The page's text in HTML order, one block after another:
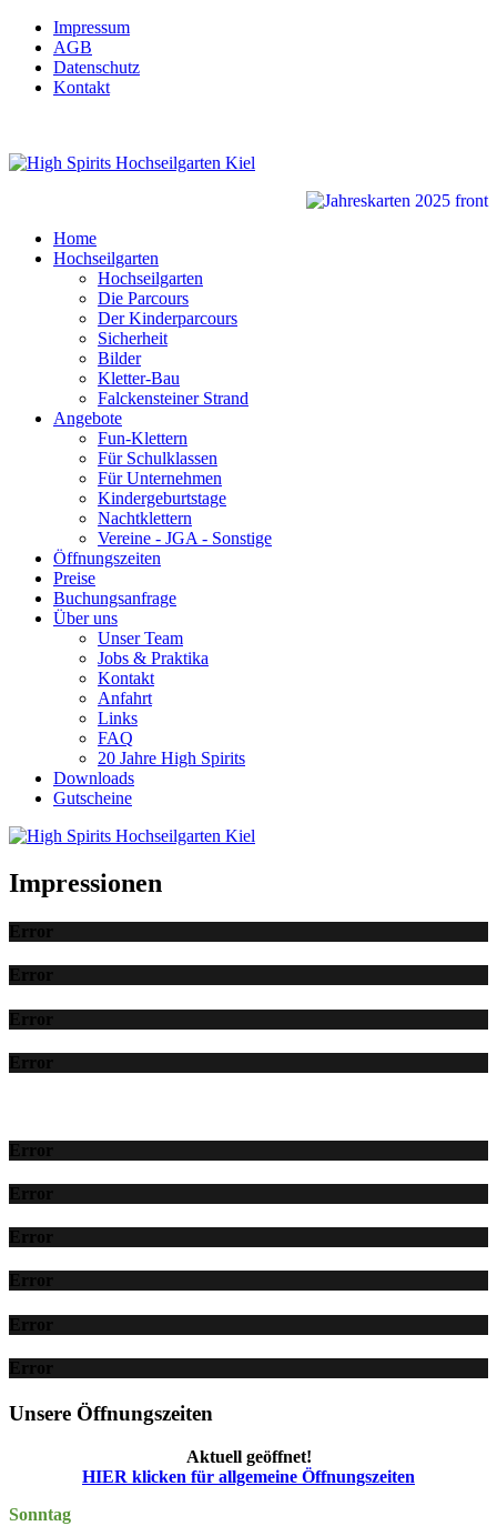
Impressum
AGB
Datenschutz
Kontakt
Home
Hochseilgarten
Hochseilgarten
Die Parcours
Der Kinderparcours
Sicherheit
Bilder
Kletter-Bau
Falckensteiner Strand
Angebote
Fun-Klettern
Für Schulklassen
Für Unternehmen
Kindergeburtstage
Nachtklettern
Vereine - JGA - Sonstige
Öffnungszeiten
Preise
Buchungsanfrage
Über uns
Unser Team
Jobs & Praktika
Kontakt
Anfahrt
Links
FAQ
20 Jahre High Spirits
Downloads
Gutscheine
Impressionen
Error
Error
Error
Error
Error
Error
Error
Error
Error
Error
Unsere Öffnungszeiten
Aktuell geöffnet!
HIER klicken für allgemeine Öffnungszeiten
Sonntag